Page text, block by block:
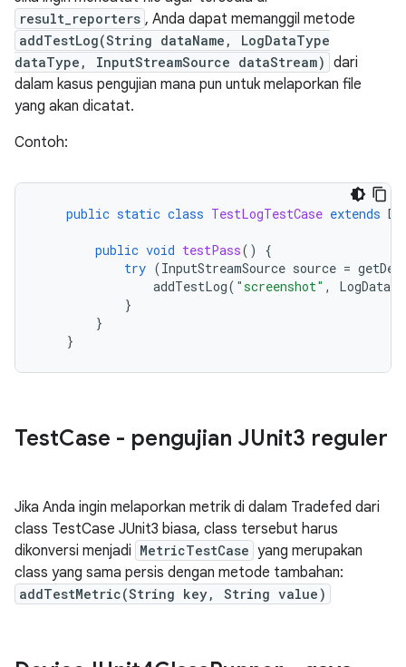
result_reporters , Anda dapat memanggil metode
addTestLog(String dataName, LogDataType
dataType, InputStreamSource dataStream) dari
dalam kasus pengujian mana pun untuk melaporkan file
yang akan dicatat.
Contoh:
public static class TestLogTestCase extends
public void testPass()
{
try (InputStreamSource source =
addTestLog( "screenshot" ,
}
}
}
TestCase - pengujian JUnit3 reguler
Jika Anda ingin melaporkan metrik di dalam Tradefed dari
class TestCase JUnit3 biasa, class tersebut harus
dikonversi menjadi MetricTestCase yang merupakan
class yang sama persis dengan metode tambahan:
addTestMetric(String key, String value)